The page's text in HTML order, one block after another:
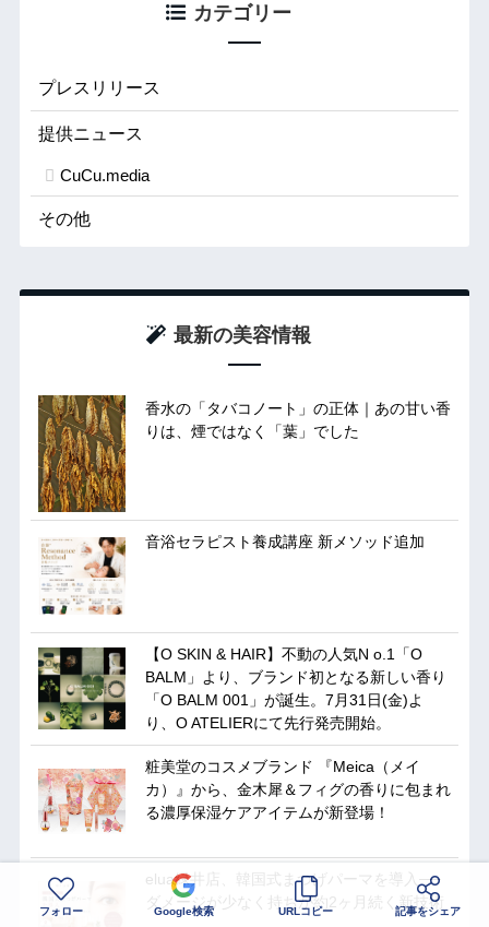
カテゴリー
プレスリリース
提供ニュース
CuCu.media
その他
最新の美容情報
香水の「タバコノート」の正体｜あの甘い香
りは、煙ではなく「葉」でした
音浴セラピスト養成講座 新メソッド追加
【O SKIN & HAIR】不動の人気N o.1「O
BALM」より、ブランド初となる新しい香り
「O BALM 001」が誕生。7月31日(金)よ
り、O ATELIERにて先行発売開始。
粧美堂のコスメブランド 『Meica（メイ
カ）』から、金木犀＆フィグの香りに包まれ
る濃厚保湿ケアアイテムが新登場！
elua緑井店、韓国式まつげパーマを導入──
ダメージが少なく持ちが約2ヶ月続く新技術
フォロー Google検索 URLコピー 記事をシェア